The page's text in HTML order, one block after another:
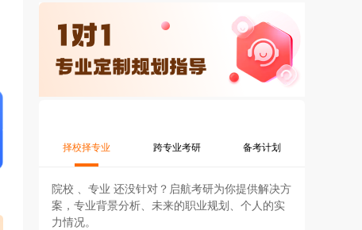
择校择专业 跨专业考研 备考计划
院校 、专业 还没针对？启航考研为你提供解决方
案，专业背景分析、未来的职业规划、个人的实
力情况。